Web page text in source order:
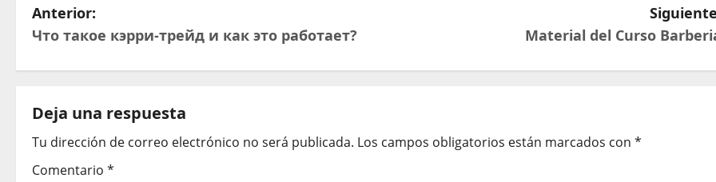
N
a
e
g
Anterior:
Что такое кэрри-трейд и как это работает?
Material del Curso
Deja una respuesta
Tu dirección de correo electrónico no será publicada. Los campos obligatorios están marcados con *
Comentario *